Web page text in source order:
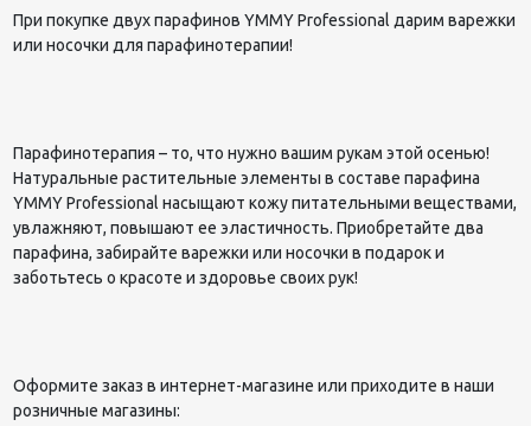
При покупке двух парафинов YMMY Professional дарим варежки
или носочки для парафинотерапии!
Парафинотерапия – то, что нужно вашим рукам этой осенью!
Натуральные растительные элементы в составе парафина
YMMY Professional насыщают кожу питательными веществами,
увлажняют, повышают ее эластичность. Приобретайте два
парафина, забирайте варежки или носочки в подарок и
заботьтесь о красоте и здоровье своих рук!
Оформите заказ в интернет-магазине или приходите в наши
розничные магазины: